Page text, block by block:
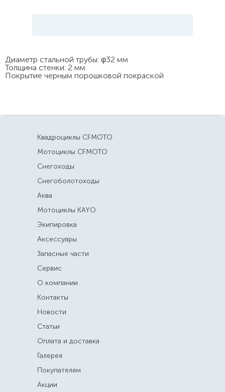
Диаметр стальной трубы: φ32 мм
Толщина стенки: 2 мм
Покрытие черным порошковой покраской
Квадроциклы CFMOTO
Мотоциклы CFMOTO
Снегоходы
Снегоболотоходы
Аква
Мотоциклы KAYO
Экипировка
Аксессуары
Запасные части
Сервис
О компании
Контакты
Новости
Статьи
Оплата и доставка
Галерея
Покупателям
Акции